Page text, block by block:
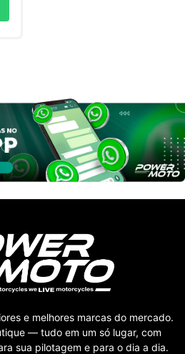
e melhores marcas do mercado.
— tudo em um só lugar, com
sua pilotagem e para o dia a dia.